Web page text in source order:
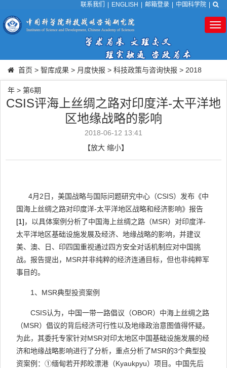
联系我们 ENGLISH 邮箱登录 中国科学院
首页 > 智库成果 > 月度快报 > 科技政策与咨询快报 > 2018
年 > 第6期
CSIS评海上丝绸之路对印度洋-太平洋地
区地缘战略的影响
2018-06-12 13:41
【放大 缩小】
4月 2 日，美国战略与国际问题研究中心 （CSIS）发布《中
国海上丝绸之路对印度洋-太平洋地区战略和经济影响》报告
[1]，以具体案例分析了中国海上丝绸之路（MSR）对印度洋-
太平洋地区基础设施发展及经济、地缘战略的影响，并建议
美、澳、日、印四国重视通过四方安全对话机制应对中国挑
战。报告提出， MSR并非纯粹的经济连通目标，但也非纯粹军
事目的。
1 、 MSR典型投资案例
CSIS认为，中国一带一路倡议（OBOR）中海上丝绸之路
（MSR）倡议的背后经济可行性以及地缘政治意图值得怀疑。
为此，其委托专家针对MSR对印太地区中国基础设施发展的经
济和地缘战略影响进行了分析，重点分析了MSR的3个典型投
资案例：①缅甸若开邦皎漂港（Kyaukpyu）项目。中国先后